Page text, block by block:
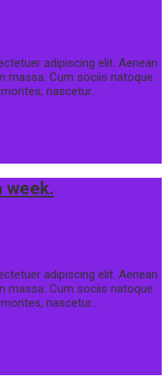
adipiscing elit. Aenean
massa. Cum sociis natoque
nascetur…
week.
adipiscing elit. Aenean
massa. Cum sociis natoque
nascetur…